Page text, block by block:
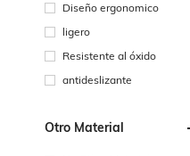
Diseño ergonomico
ligero
Resistente al óxido
antideslizante
Otro Material